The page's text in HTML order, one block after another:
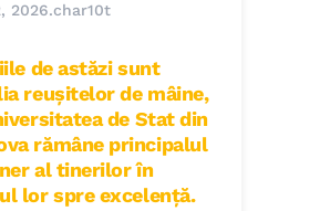
2026.char10t
de astăzi sunt
reușitelor de mâine,
de Stat din
rămâne principalul
al tinerilor în
lor spre excelență.